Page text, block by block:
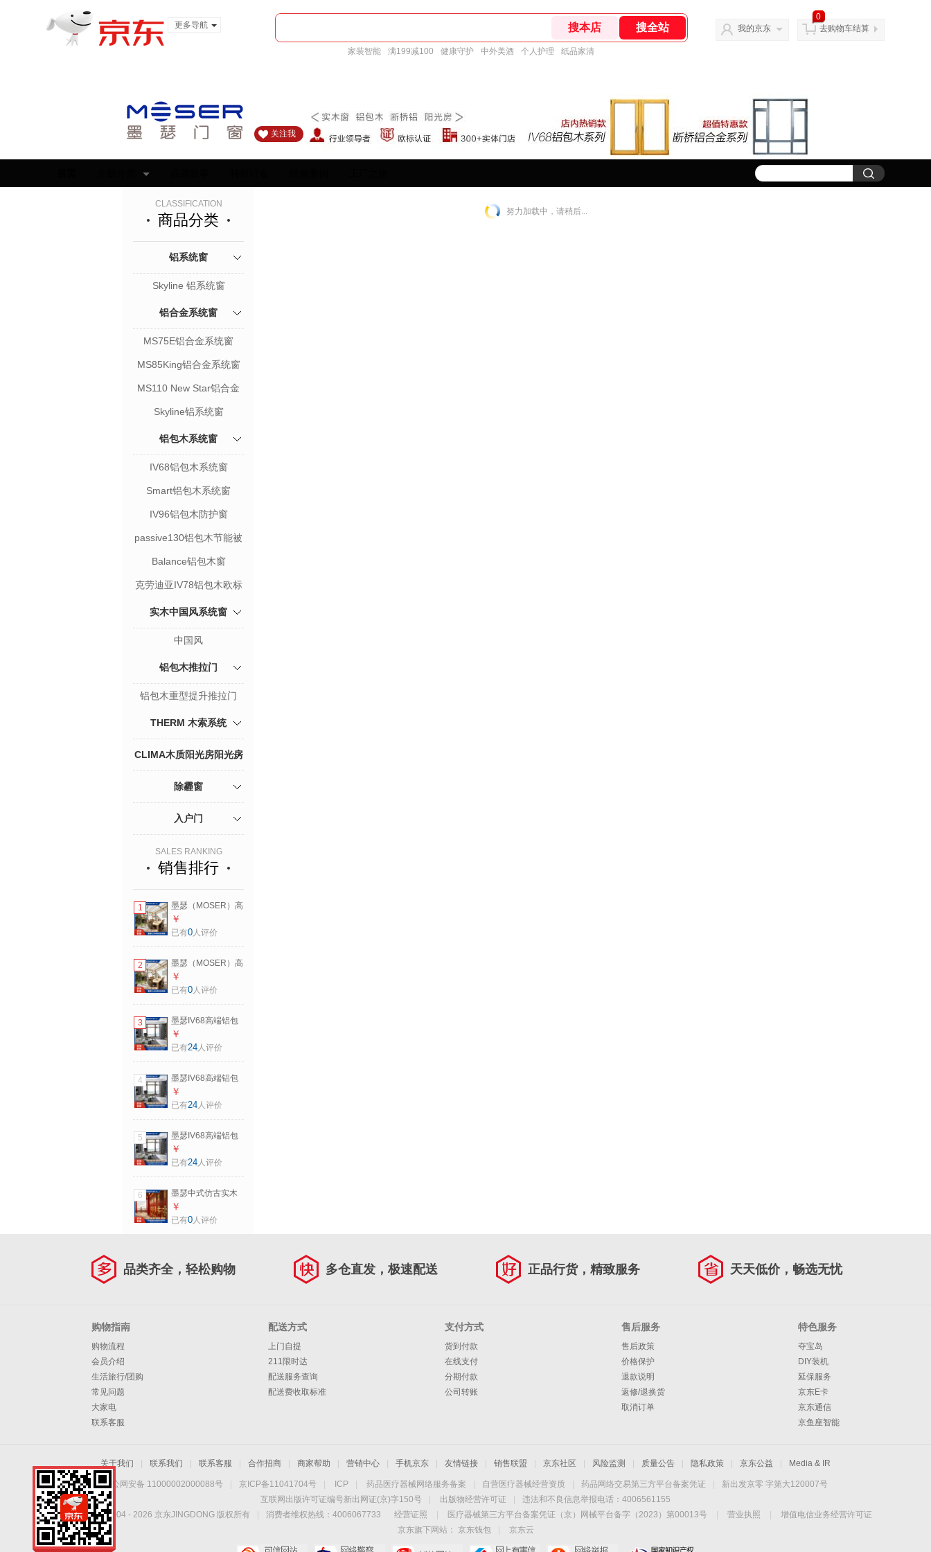
更多导航
家装智能 满199减100 健康守护 中外美酒 个人护理 纸品家清
我的京东
0
去购物车结算
关注我
CLASSIFICATION
商品分类
铝系统窗
Skyline 铝系统窗
铝合金系统窗
MS75E铝合金系统窗
MS85King铝合金系统窗
MS110 New Star铝合金
系统窗
Skyline铝系统窗
铝包木系统窗
IV68铝包木系统窗
Smart铝包木系统窗
IV96铝包木防护窗
passive130铝包木节能被
Balance铝包木窗
克劳迪亚IV78铝包木欧标
实木中国风系统窗
中国风
铝包木推拉门
铝包木重型提升推拉门
THERM 木索系统
CLIMA木质阳光房阳光房
除霾窗
入户门
SALES RANKING
销售排行
1
墨瑟（MOSER）高
端定制隔音隔热手
动天窗铝包木别墅
制金，具体以墨瑟
门店为准
￥
已有0人评价
2
墨瑟（MOSER）高
端定制隔音隔热手
动天窗铝包木别墅
装地址仅限使用1个
定制金
￥
已有0人评价
3
墨瑟IV68高端铝包
木隔音玻璃内木窗
外铝合金封阳台落
￥
已有24人评价
4
墨瑟IV68高端铝包
木隔音玻璃内木窗
外铝合金封阳台落
订，此为每平米价
￥
已有24人评价
5
墨瑟IV68高端铝包
木隔音玻璃内木窗
外铝合金封阳台落
注姓名+地址）
￥
已有24人评价
6
墨瑟中式仿古实木
门窗别墅住宅封阳
台落地钢化玻璃隔
￥
已有0人评价
努力加载中，请稍后...
品类齐全，轻松购物 多仓直发，极速配送 正品行货，精致服务 天天低价，畅选无忧
购物指南
购物流程
会员介绍
生活旅行/团购
常见问题
大家电
联系客服
配送方式
上门自提
211限时达
配送服务查询
配送费收取标准
支付方式
货到付款
在线支付
分期付款
公司转账
售后服务
售后政策
价格保护
退款说明
返修/退换货
取消订单
特色服务
夺宝岛
DIY装机
延保服务
京东E卡
京东通信
京鱼座智能
关于我们 联系我们 联系客服 合作招商 商家帮助 营销中心 手机京东 友情链接 销售联盟 京东社区 风险监测 质量公告 隐私政策 京东公益 Media & IR
京公网安备 11000002000088号 京ICP备11041704号 ICP 药品医疗器械网络服务备案 自营医疗器械经营资质 药品网络交易第三方平台备案凭证
新出发京零 字第大120007号
互联网出版许可证编号新出网证(京)字150号
出版物经营许可证
违法和不良信息举报电话：4006561155
Copyright © 2004 - 2026 京东JINGDONG 版权所有 消费者维权热线：4006067733 经营证照 医疗器械第三方平台备案凭证（京）网械平台备字（2023）第00013号 营业执照
增值电信业务经营许可证
京东旗下网站：
京东钱包
京东云
智能 除霾 保温 隔音